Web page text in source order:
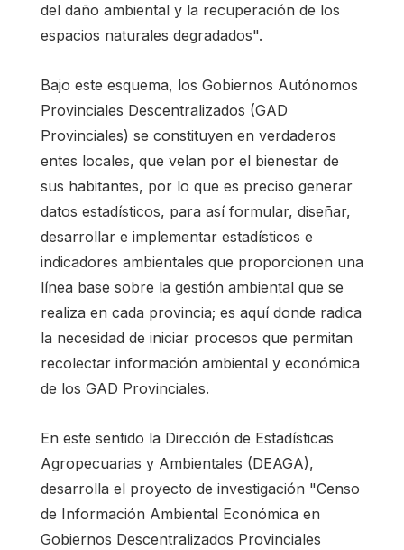
del daño ambiental y la recuperación de los
espacios naturales degradados".
Bajo este esquema, los Gobiernos Autónomos
Provinciales Descentralizados (GAD
Provinciales) se constituyen en verdaderos
entes locales, que velan por el bienestar de
sus habitantes, por lo que es preciso generar
datos estadísticos, para así formular, diseñar,
desarrollar e implementar estadísticos e
indicadores ambientales que proporcionen una
línea base sobre la gestión ambiental que se
realiza en cada provincia; es aquí donde radica
la necesidad de iniciar procesos que permitan
recolectar información ambiental y económica
de los GAD Provinciales.
En este sentido la Dirección de Estadísticas
Agropecuarias y Ambientales (DEAGA),
desarrolla el proyecto de investigación "Censo
de Información Ambiental Económica en
Gobiernos Descentralizados Provinciales